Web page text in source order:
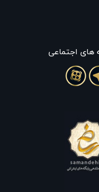
های اجتماعی